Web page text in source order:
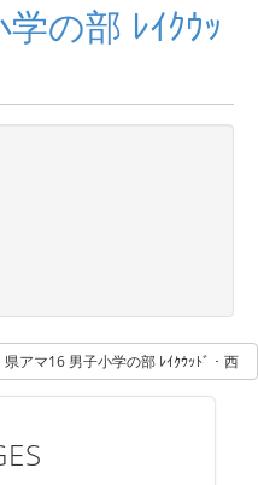
の部 ﾚｲｸｳｯ
県アマ16 男子小学の部 ﾚｲｸｳｯﾄﾞ・西